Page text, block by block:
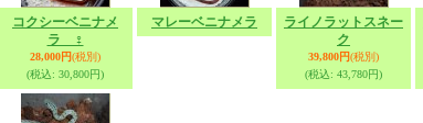
コクシーベニナメ
ラ ♀
28,000円(税別)
(税込: 30,800円)
マレーベニナメラ
ライノラットスネー
ク
39,800円(税別)
(税込: 43,780円)